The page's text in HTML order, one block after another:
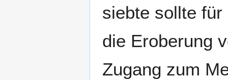
siebte sollte
die Eroberung
Zugang zum